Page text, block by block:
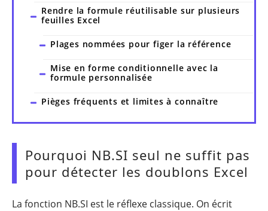
Rendre la formule réutilisable sur plusieurs
feuilles Excel
Plages nommées pour figer la référence
Mise en forme conditionnelle avec la
formule personnalisée
Pièges fréquents et limites à connaître
Pourquoi NB.SI seul ne suffit pas
pour détecter les doublons Excel
La fonction NB.SI est le réflexe classique. On écrit